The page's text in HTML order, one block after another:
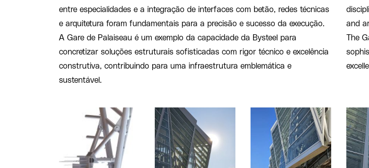
entre especialidades e a integração de interfaces com betão, redes técnicas
e arquitetura foram fundamentais para a precisão e sucesso da execução.
A Gare de Palaiseau é um exemplo da capacidade da Bysteel para
concretizar soluções estruturais sofisticadas com rigor técnico e excelência
construtiva, contribuindo para uma infraestrutura emblemática e
sustentável.
and
The